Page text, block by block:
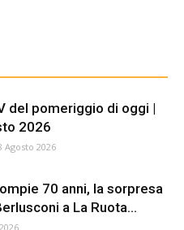
del pomeriggio di oggi |
2026
Agosto 2026
70 anni, la sorpresa
a La Ruota...